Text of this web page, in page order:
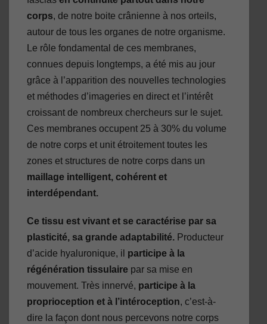
corps, de notre boite crânienne à nos orteils,
autour de tous les organes de notre organisme.
Le rôle fondamental de ces membranes,
connues depuis longtemps, a été mis au jour
grâce à l’apparition des nouvelles technologies
et méthodes d’imageries en direct et l’intérêt
croissant de nombreux chercheurs sur le sujet.
Ces membranes occupent 25 à 30% du volume
de notre corps et unit étroitement toutes les
zones et structures de notre corps dans un
maillage intelligent, cohérent et
interdépendant.
Ce tissu est vivant et se caractérise par sa
plasticité, sa grande adaptabilité. Producteur
d’acide hyaluronique, il participe à la
régénération tissulaire par sa mise en
mouvement. Très innervé, participe à la
proprioception et à l’intéroception, c’est-à-
dire la façon dont nous percevons notre corps